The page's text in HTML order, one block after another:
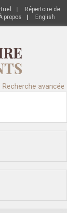
Répertoire de
propos English
Recherche avancée